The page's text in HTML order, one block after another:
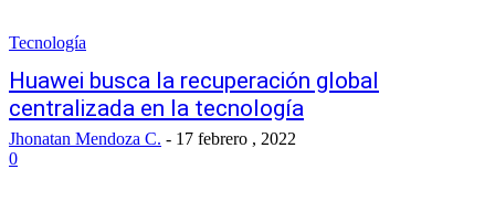
Tecnología
Huawei busca la recuperación global
centralizada en la tecnología
Jhonatan Mendoza C. - 17 febrero , 2022
0